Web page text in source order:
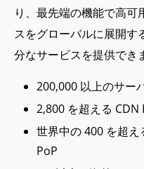
り、最先端の機能で高可
スをグローバルに展開す
分なサービスを提供でき
200,000 以上のサー
2,800 を超える
世界中の 400 を超
PoP